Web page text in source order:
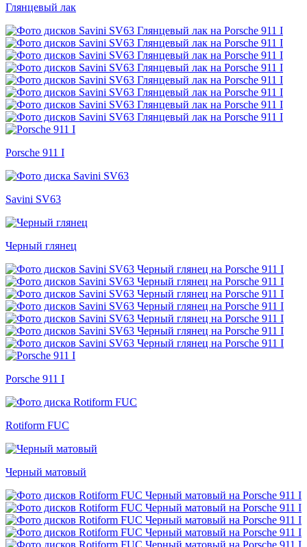
Глянцевый лак
Porsche 911 I
Savini SV63
Черный глянец
Porsche 911 I
Rotiform FUC
Черный матовый